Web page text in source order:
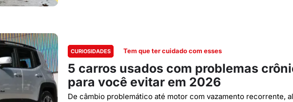
CURIOSIDADES Tem que ter cuidado com esses
5 carros usados com problemas
para você evitar em 2026
De câmbio problemático até motor com vazamento recorrente,